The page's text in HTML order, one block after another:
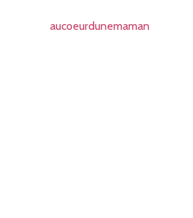
aucoeurdunemaman